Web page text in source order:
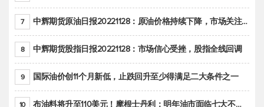
7 中辉期货原油日报20221128：原油价格持续下降，市场关注OPEC+新一轮产能政策
8 中辉期货股指日报20221128：市场信心受挫，股指全线回调
9 国际油价创11个月新低，止跌回升至少得满足二大条件之一
10 布油料将升至110美元！摩根士丹利：明年油市面临七大不确定性